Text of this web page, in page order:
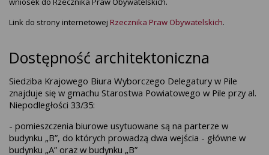
Link do strony internetowej Rzecznika Praw Obywatelskich.
Dostępność architektoniczna
Siedziba Krajowego Biura Wyborczego Delegatury w Pile
znajduje się w gmachu Starostwa Powiatowego w Pile przy al.
Niepodległości 33/35:
- pomieszczenia biurowe usytuowane są na parterze w
budynku „B”, do których prowadzą dwa wejścia - główne w
budynku „A” oraz w budynku „B”